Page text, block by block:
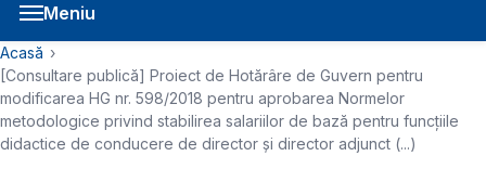
Meniu
Navigație principală
Cale de navigare
Acasă
[Consultare publică] Proiect de Hotărâre de Guvern pentru
modificarea HG nr. 598/2018 pentru aprobarea Normelor
metodologice privind stabilirea salariilor de bază pentru funcțiile
didactice de conducere de director și director adjunct (...)